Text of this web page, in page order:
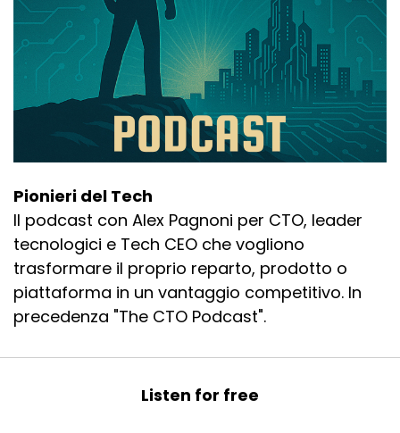
Pionieri del Tech
Il podcast con Alex Pagnoni per CTO, leader
tecnologici e Tech CEO che vogliono
trasformare il proprio reparto, prodotto o
piattaforma in un vantaggio competitivo. In
precedenza "The CTO Podcast".
Listen for free